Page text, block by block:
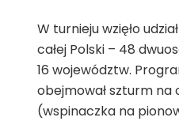
W turnieju wzięło
całej Polski – 48
16 województw.
obejmował szturm na
(wspinaczka na